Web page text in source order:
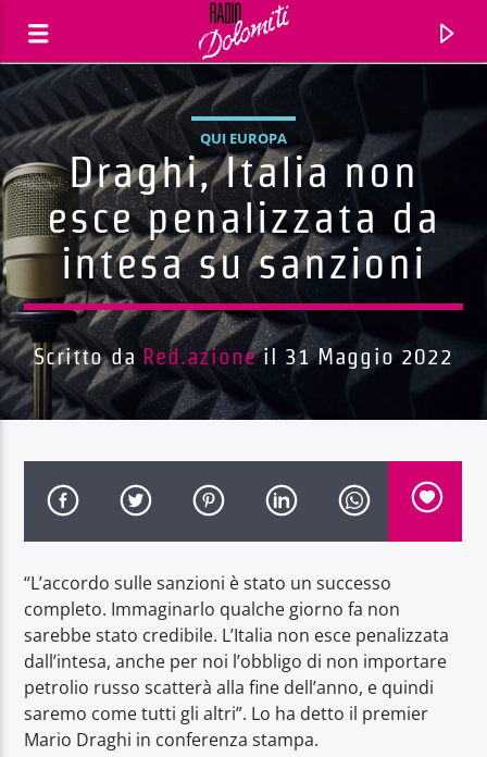
Traccia corrente
Radio Dolomiti
QUI EUROPA
Draghi, Italia non
esce penalizzata da
intesa su sanzioni
Scritto da Red.azioneil 31 Maggio 2022
“L’accordo sulle sanzioni è stato un successo
completo. Immaginarlo qualche giorno fa non
sarebbe stato credibile. L’Italia non esce penalizzata
dall’intesa, anche per noi l’obbligo di non importare
petrolio russo scatterà alla fine dell’anno, e quindi
saremo come tutti gli altri”. Lo ha detto il premier
Mario Draghi in conferenza stampa.